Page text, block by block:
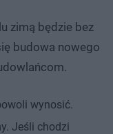
zimą będzie bez
budowa nowego
wynosić.
Jeśli chodzi